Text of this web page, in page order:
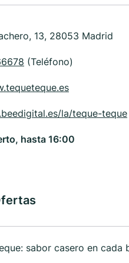
13, 28053 Madrid
(Teléfono)
la/teque-teque
hasta 16:00
sabor casero en cada